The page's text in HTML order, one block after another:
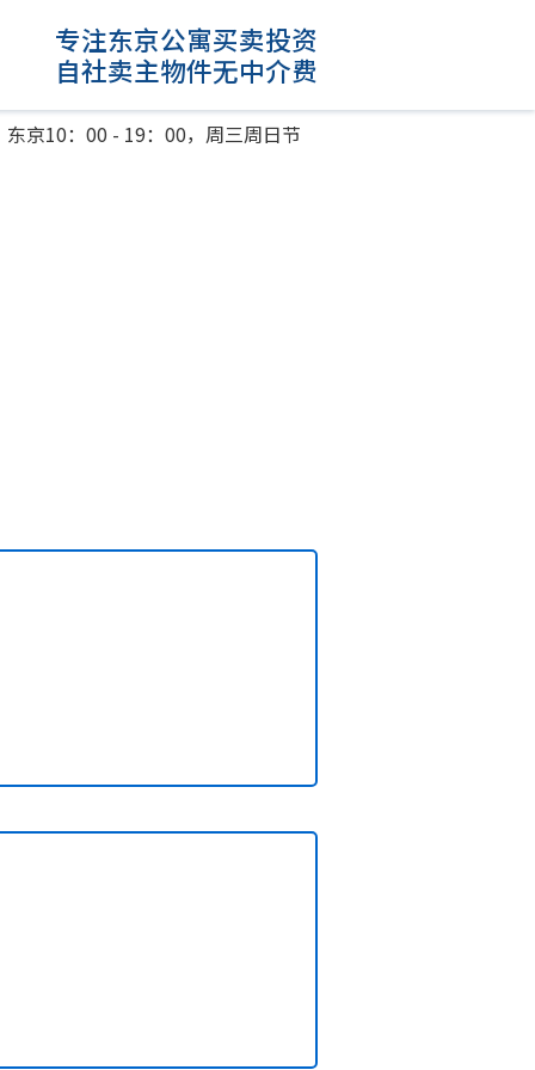
专注东京公寓买卖投资
自社卖主物件无中介费
东京10：00 - 19：00，周三周日节